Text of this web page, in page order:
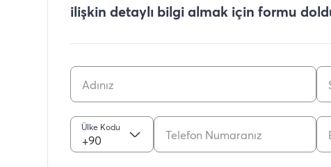
ilişkin detaylı bilgi almak için formu
Ülke Kodu
+90